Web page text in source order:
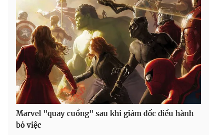
Marvel "quay cuồng" sau khi giám đốc điều hành
bỏ việc